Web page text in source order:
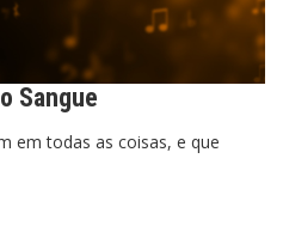
Sangue
em todas as coisas, e que